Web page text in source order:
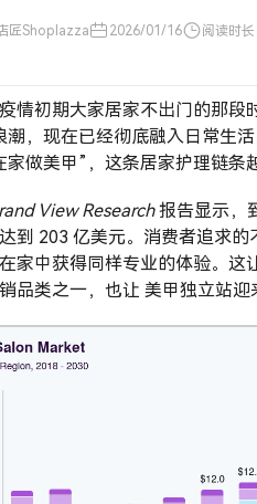
匠Shoplazza 2026/01/16 阅读时
情初期大家居家不出门的那段
潮，现在已经彻底融入日常生活
家做美甲”，这条居家护理链条
View Research报告显示，
到 203 亿美元。消费者追求
家中获得同样专业的体验。这
品类之一，也让 美甲独立站迎